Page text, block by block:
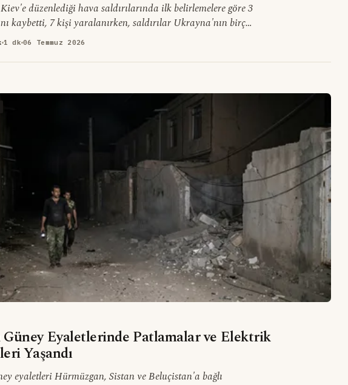
düzenlediği hava saldırılarında ilk belirlemelere göre 3
kaybetti, 7 kişi yaralanırken, saldırılar Ukrayna'nın birçok
ediyor.
1 dk 06 Temmuz 2026
Eyaletlerinde Patlamalar ve Elektrik
Yaşandı
eyaletleri Hürmüzgan, Sistan ve Beluçistan'a bağlı